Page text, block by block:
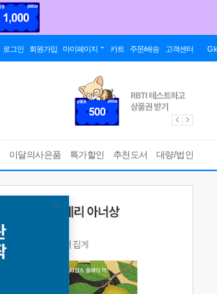
로그인 회원가입 마이페이지 카트 주문/배송 고객센터
이달의사은품 특가할인 추천도서 대량/법인